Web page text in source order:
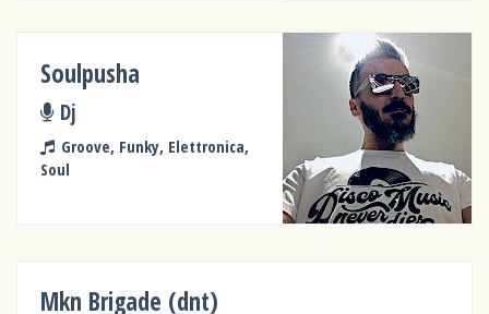
Soulpusha
Dj
Groove, Funky, Elettronica,
Soul
Mkn Brigade (dnt)